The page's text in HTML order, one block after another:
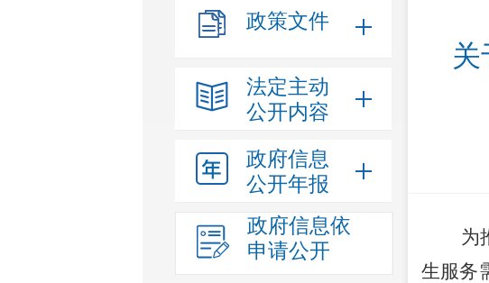
政策文件
法定主动
公开内容
政府信息
公开年报
政府信息依
申请公开
关
为
生服务